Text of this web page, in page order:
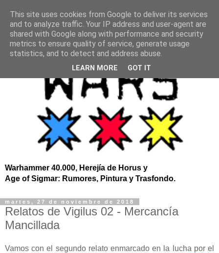
Warhammer 40.000, Herejía de Horus y
Age of Sigmar: Rumores, Pintura y Trasfondo.
martes, 27 de noviembre de 2018
Relatos de Vigilus 02 - Mercancía
Mancillada
Vamos con el segundo relato enmarcado en la lucha por el
This site uses cookies from Google to deliver its services
and to analyze traffic. Your IP address and user-agent are
shared with Google along with performance and security
metrics to ensure quality of service, generate usage
statistics, and to detect and address abuse.
LEARN MORE GOT IT